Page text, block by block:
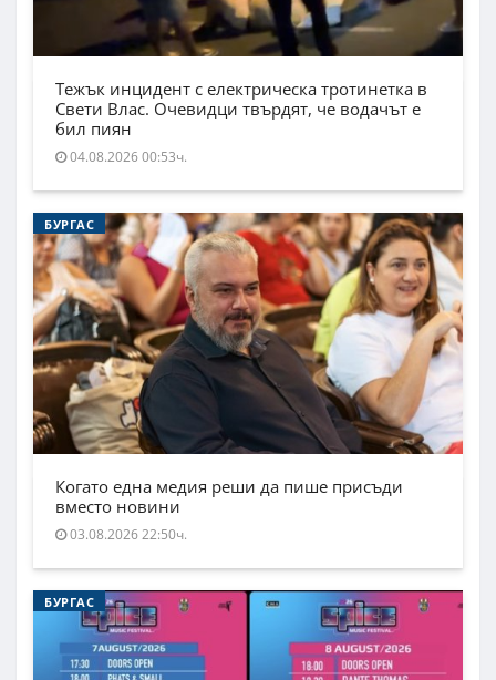
Тежък инцидент с електрическа тротинетка в
Свети Влас. Очевидци твърдят, че водачът е
бил пиян
04.08.2026 00:53ч.
БУРГАС
Когато една медия реши да пише присъди
вместо новини
03.08.2026 22:50ч.
БУРГАС